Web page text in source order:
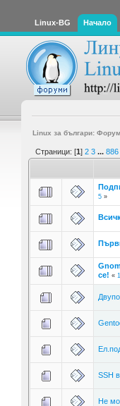
Linux-BG Начало
Linux за българи:
Страници: [1] 2 3 ... 886
5»
се! « 1
SSH
Не